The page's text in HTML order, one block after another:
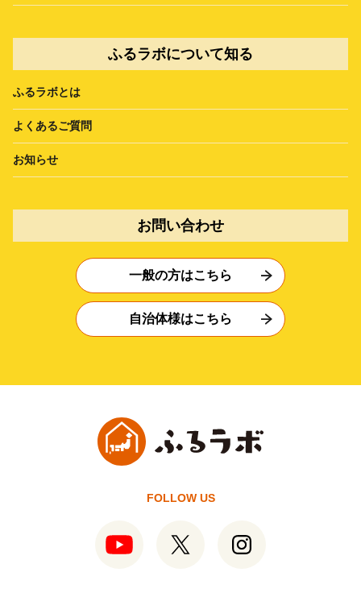
ふるラボについて知る
ふるラボとは
よくあるご質問
お知らせ
お問い合わせ
一般の方はこちら
自治体様はこちら
FOLLOW US